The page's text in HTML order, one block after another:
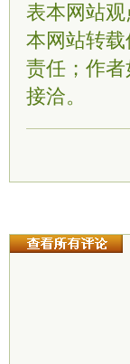
表本网站
本网站转
责任；作
接洽。